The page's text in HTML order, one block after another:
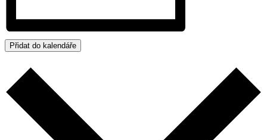
Přidat do kalendáře